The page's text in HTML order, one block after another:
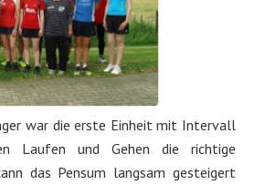
war die erste Einheit mit Intervall
Laufen und Gehen die richtige
das Pensum langsam gesteigert